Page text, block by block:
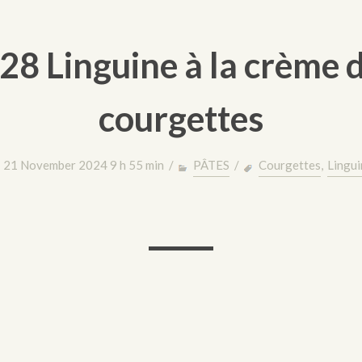
Linguine à la crème
courgettes
21 November 2024 9 h 55 min / PÂTES / Courgettes,